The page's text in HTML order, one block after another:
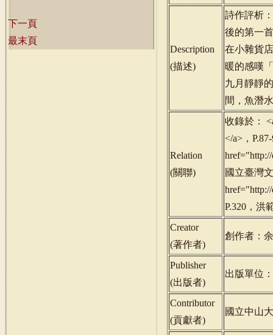
下一頁
最末頁
Description
(描述)
詩作評析
後的第一
在小雜貨
暖的感嘆
九月靜靜
間，魚潛
Relation
(關聯)
收錄於：
</a>，
國立臺灣
P.320，洪
Creator
(著作者)
創作者：
Publisher
(出版者)
出版單位
Contributor
(貢獻者)
國立中山